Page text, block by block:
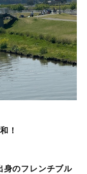
！
身のフレンチブル